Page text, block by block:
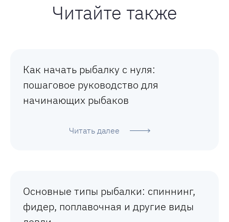
Читайте также
Как начать рыбалку с нуля:
пошаговое руководство для
начинающих рыбаков
Читать далее
Основные типы рыбалки: спиннинг,
фидер, поплавочная и другие виды